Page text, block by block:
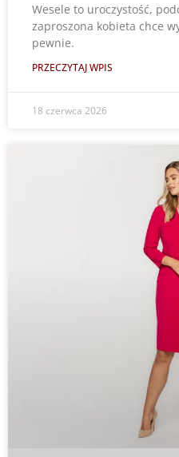
Wesele to uroczystość,
zaproszona kobieta chce
pewnie.
PRZECZYTAJ WPIS
18 czerwca 2026